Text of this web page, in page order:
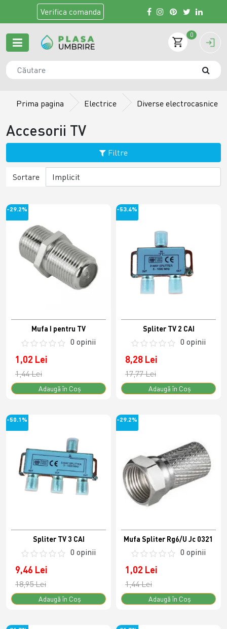
Verifica comanda
0
Prima pagina Electrice Diverse electrocasnice
Accesorii TV
Filtre
Sortare
-29.2%
Mufa I pentru TV
0 opinii
1,02 Lei
1,44 Lei
Adaugă în Coş
-53.4%
Spliter TV 2 CAI
0 opinii
8,28 Lei
17,77 Lei
Adaugă în Coş
-50.1%
Spliter TV 3 CAI
0 opinii
9,46 Lei
18,95 Lei
Adaugă în Coş
-29.2%
Mufa Spliter Rg6/U Jc 0321
0 opinii
1,02 Lei
1,44 Lei
Adaugă în Coş